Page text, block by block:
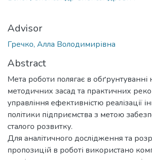
Advisor
Гречко, Алла Володимирівна
Abstract
Мета роботи полягає в обґрунтуванні
методичних засад та практичних
управління ефективністю реалізації
політики підприємства з метою
сталого розвитку.
Для аналітичного дослідження та
пропозицій в роботі використано